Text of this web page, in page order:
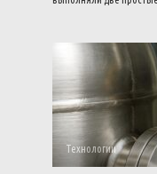
Технологии